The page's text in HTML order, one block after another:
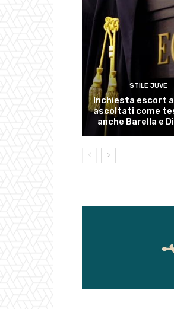
STILE JUVE
Inchiesta escort a
ascoltati come
anche Barella e